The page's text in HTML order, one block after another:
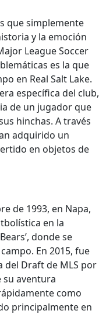
que simplemente
y la emoción
League Soccer
es la que
en Real Salt Lake.
específica del club,
de un jugador que
hinchas. A través
adquirido un
en objetos de
de 1993, en Napa,
en la
donde se
En 2015, fue
del Draft de MLS por
su aventura
como
principalmente en